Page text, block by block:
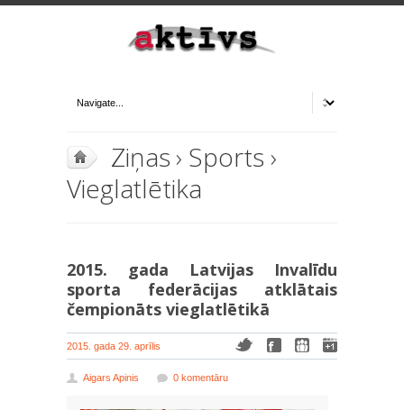
Ziņas› Sports ›
Vieglatlētika
2015. gada Latvijas Invalīdu
sporta federācijas atklātais
čempionāts vieglatlētikā
2015. gada 29. aprīlis
Aigars Apinis 0 komentāru